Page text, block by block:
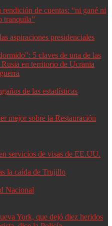
de cuentas: “ni gané ni
tranquila”
aspiraciones presidenciales
5 claves de una de las
en territorio de Ucrania
de las estadísticas
mejor sobre la Restauración
servicios de visas de EE.UU.
la caída de Trujillo
Nacional
York, que dejó diez heridos